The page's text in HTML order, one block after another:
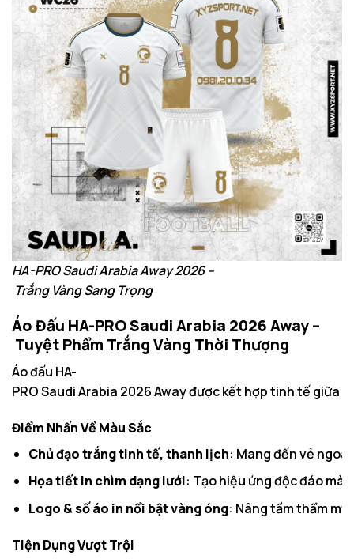
HA-PRO Saudi Arabia Away 2026 –
Trắng Vàng Sang Trọng
Áo Đấu HA-PRO Saudi Arabia 2026 Away –
Tuyệt Phẩm Trắng Vàng Thời Thượng
Áo đấu HA-
PRO Saudi Arabia 2026 Away được kết hợp tinh tế
Điểm Nhấn Về Màu Sắc
Chủ đạo trắng tinh tế, thanh lịch: Mang đến vẻ
Họa tiết in chìm dạng lưới: Tạo hiệu ứng độc đáo mà
Logo & số áo in nổi bật vàng óng: Nâng tầm thẩm
Tiện Dụng Vượt Trội